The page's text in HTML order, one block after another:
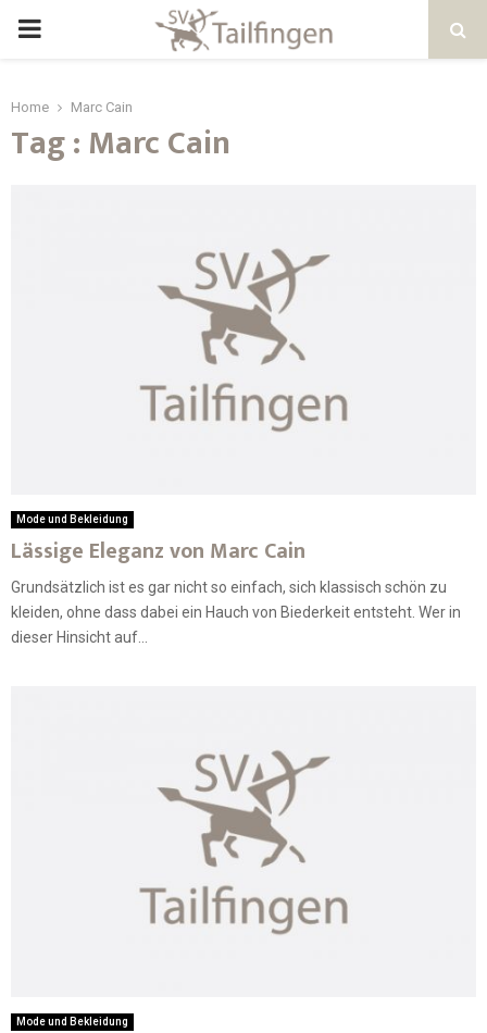
Home Marc Cain
Tag : Marc Cain
Mode und Bekleidung
Lässige Eleganz von Marc Cain
Grundsätzlich ist es gar nicht so einfach, sich klassisch schön zu
kleiden, ohne dass dabei ein Hauch von Biederkeit entsteht. Wer in
dieser Hinsicht auf...
Mode und Bekleidung